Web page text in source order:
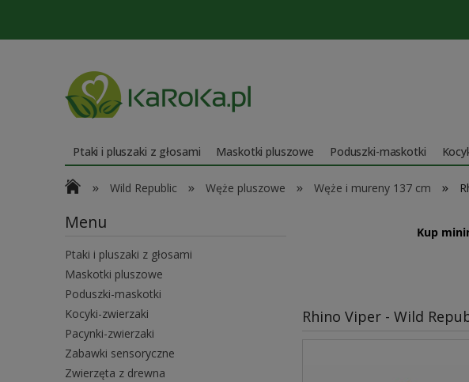
Ptaki i pluszaki z głosami Maskotki pluszowe Poduszki-maskotki
» Wild Republic » Węże pluszowe » Węże i mureny 137 cm »
Menu
Ptaki i pluszaki z głosami
Maskotki pluszowe
Poduszki-maskotki
Kocyki-zwierzaki
Pacynki-zwierzaki
Zabawki sensoryczne
Zwierzęta z drewna
Kup
Rhino Viper - Wild